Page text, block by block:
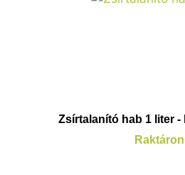
Zsírtalanító hab 1 liter -
Raktáron